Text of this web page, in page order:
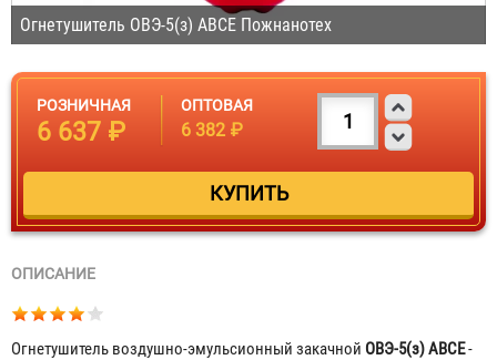
Огнетушитель ОВЭ-5(з) АВСЕ Пожнанотех
РОЗНИЧНАЯ
6 637 ₽
ОПТОВАЯ
6 382 ₽
ОПИСАНИЕ
Огнетушитель воздушно-эмульсионный закачной ОВЭ-5(з) АВСЕ-